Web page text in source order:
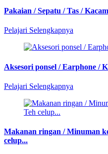
Pakaian / Sepatu / Tas /
Pelajari Selengkapnya
Aksesori ponsel / Earphone /
Pelajari Selengkapnya
Makanan ringan / Minuman
celup...